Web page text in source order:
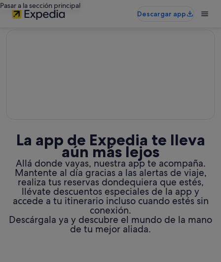
Pasar a la sección principal
Descargar app
La app de Expedia te lleva
aún más lejos
Allá donde vayas, nuestra app te acompaña.
Mantente al día gracias a las alertas de viaje,
realiza tus reservas dondequiera que estés,
llévate descuentos especiales de la app y
accede a tu itinerario incluso cuando estés sin
conexión.
Descárgala ya y descubre el mundo de la mano
de tu mejor aliada.